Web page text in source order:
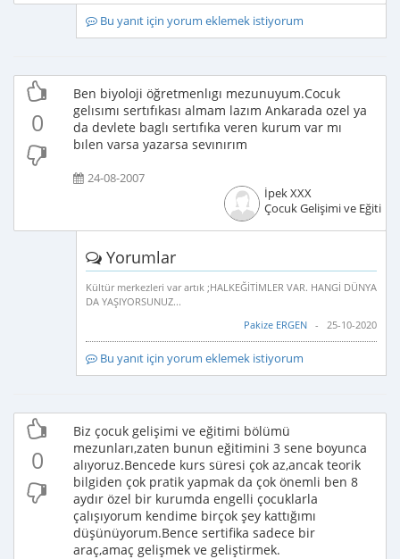
Bu yanıt için yorum eklemek istiyorum
0
Ben biyoloji öğretmenlıgı mezunuyum.Cocuk
gelısımı sertıfıkası almam lazım Ankarada ozel ya
da devlete baglı sertıfıka veren kurum var mı
bılen varsa yazarsa sevınırım
24-08-2007
İpek XXX
Çocuk Gelişimi ve
Yorumlar
Kültür merkezleri var artık ;HALKEĞİTİMLER VAR. HANGİ DÜNYA
DA YAŞIYORSUNUZ...
Pakize ERGEN - 25-10-2020
Bu yanıt için yorum eklemek istiyorum
0
Biz çocuk gelişimi ve eğitimi bölümü
mezunları,zaten bunun eğitimini 3 sene boyunca
alıyoruz.Bencede kurs süresi çok az,ancak teorik
bilgiden çok pratik yapmak da çok önemli ben 8
aydır özel bir kurumda engelli çocuklarla
çalışıyorum kendime birçok şey kattığımı
düşünüyorum.Bence sertifika sadece bir
araç,amaç gelişmek ve geliştirmek.